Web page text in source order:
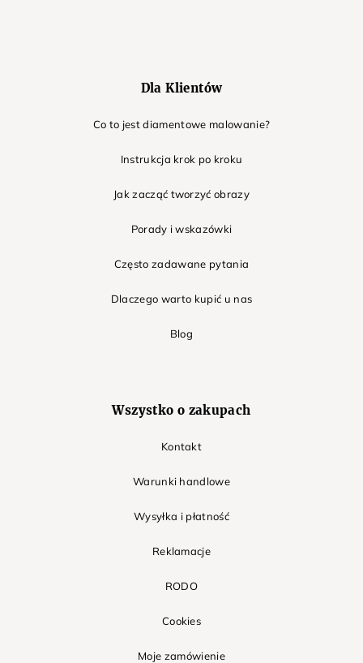
Dla Klientów
Co to jest diamentowe malowanie?
Instrukcja krok po kroku
Jak zacząć tworzyć obrazy
Porady i wskazówki
Często zadawane pytania
Dlaczego warto kupić u nas
Blog
Wszystko o zakupach
Kontakt
Warunki handlowe
Wysyłka i płatność
Reklamacje
RODO
Cookies
Moje zamówienie